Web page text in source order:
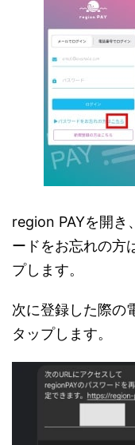
region PAYを開き
ードをお忘れの方
プします。
次に登録した際の
タップします。